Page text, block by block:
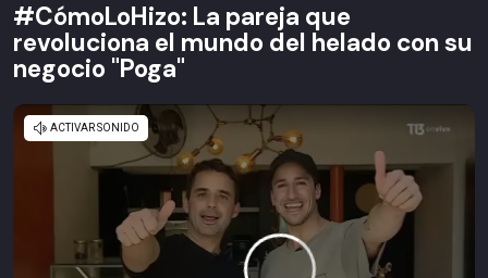
#CómoLoHizo: La pareja que
revoluciona el mundo del helado con su
negocio "Poga"